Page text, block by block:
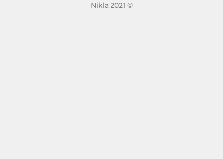
Nikla 2021 ©